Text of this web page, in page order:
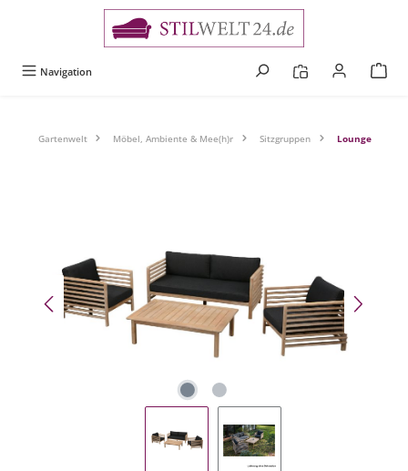
Navigation
Gartenwelt Möbel, Ambiente & Mee(h)r Sitzgruppen Lounge